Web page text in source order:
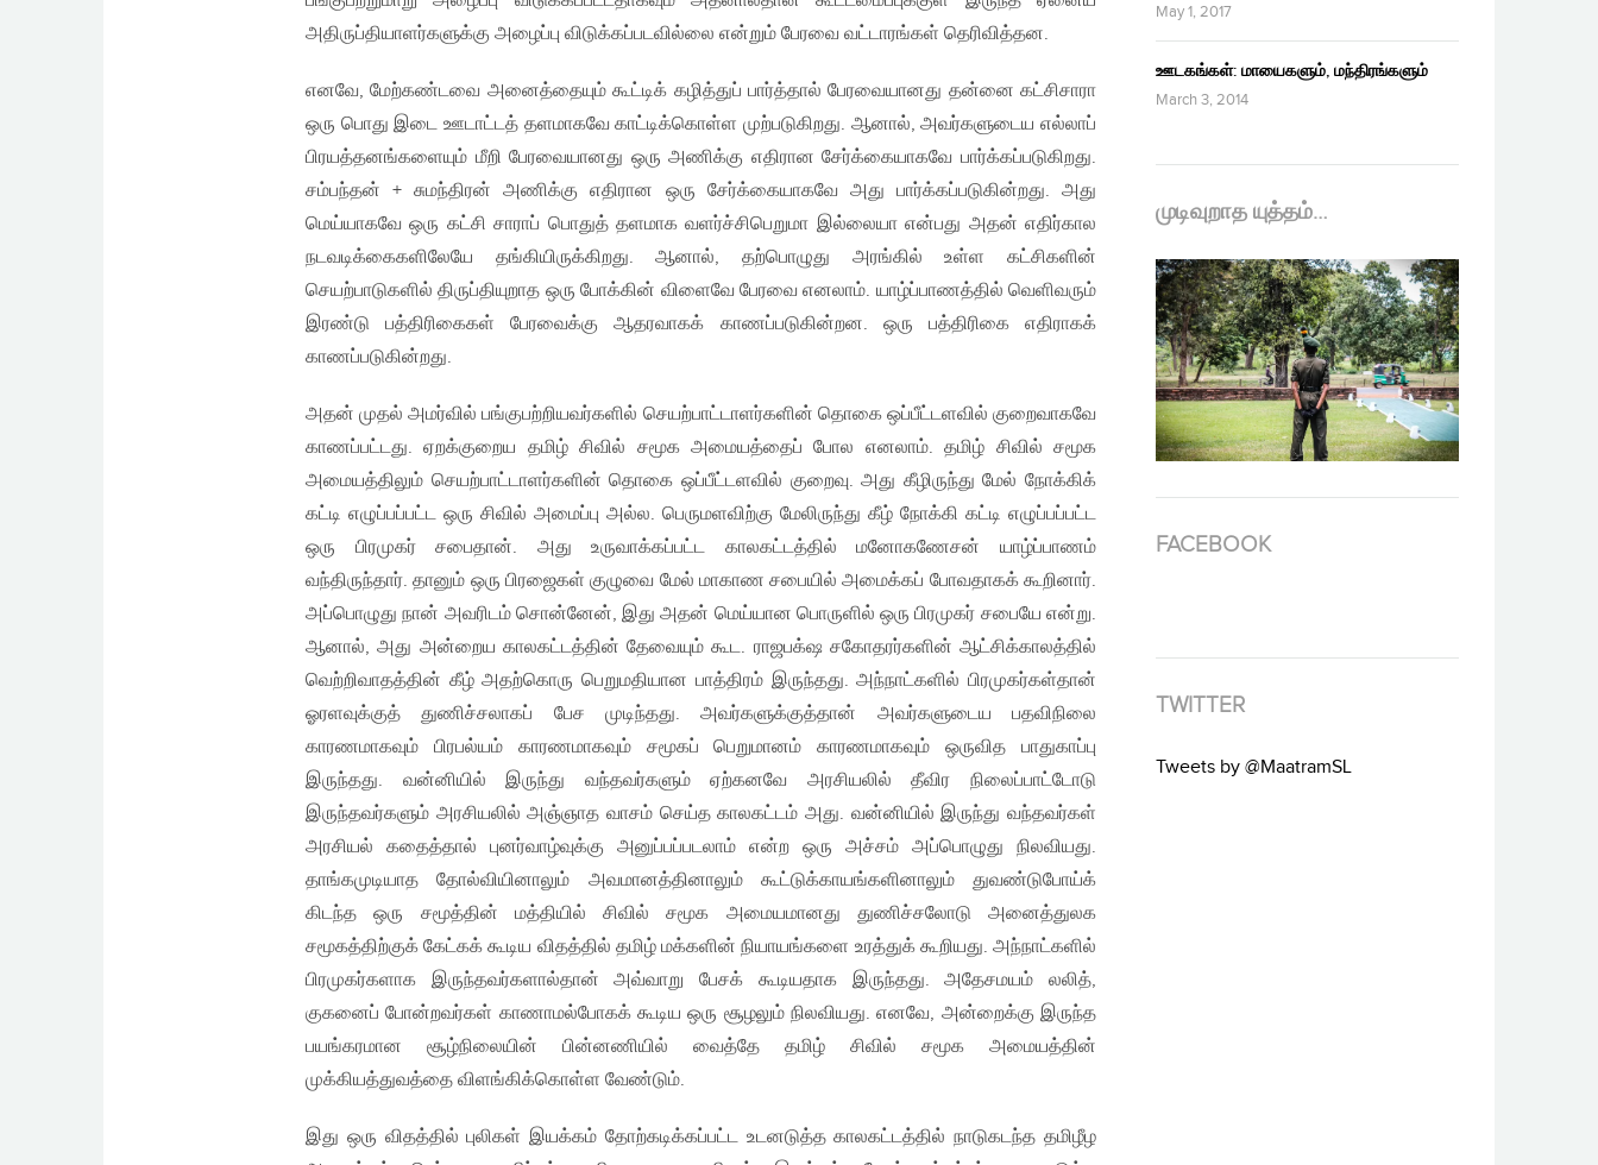
அதிருப்தியாளர்களுக்கு அழைப்பு விடுக்கப்படவில்லை என்றும் பேரவை வட்டாரங்கள் தெரிவித்தன.
எனவே, மேற்கண்டவை அனைத்தையும் கூட்டிக் கழித்துப் பார்த்தால் பேரவையானது தன்னை கட்சிசாரா
ஒரு பொது இடை ஊடாட்டத் தளமாகவே காட்டிக்கொள்ள முற்படுகிறது. ஆனால், அவர்களுடைய எல்லாப்
பிரயத்தனங்களையும் மீறி பேரவையானது ஒரு அணிக்கு எதிரான சேர்க்கையாகவே பார்க்கப்படுகிறது.
சம்பந்தன் + சுமந்திரன் அணிக்கு எதிரான ஒரு சேர்க்கையாகவே அது பார்க்கப்படுகின்றது. அது
மெய்யாகவே ஒரு கட்சி சாராப் பொதுத் தளமாக வளர்ச்சிபெறுமா இல்லையா என்பது அதன் எதிர்கால
நடவடிக்கைகளிலேயே தங்கியிருக்கிறது. ஆனால், தற்பொழுது அரங்கில் உள்ள கட்சிகளின்
செயற்பாடுகளில் திருப்தியுறாத ஒரு போக்கின் விளைவே பேரவை எனலாம். யாழ்ப்பாணத்தில் வெளிவரும்
இரண்டு பத்திரிகைகள் பேரவைக்கு ஆதரவாகக் காணப்படுகின்றன. ஒரு பத்திரிகை எதிராகக்
காணப்படுகின்றது.
அதன் முதல் அமர்வில் பங்குபற்றியவர்களில் செயற்பாட்டாளர்களின் தொகை ஒப்பீட்டளவில் குறைவாகவே
காணப்பட்டது. ஏறக்குறைய தமிழ் சிவில் சமூக அமையத்தைப் போல எனலாம். தமிழ் சிவில் சமூக
அமையத்திலும் செயற்பாட்டாளர்களின் தொகை ஒப்பீட்டளவில் குறைவு. அது கீழிருந்து மேல் நோக்கிக்
கட்டி எழுப்பப்பட்ட ஒரு சிவில் அமைப்பு அல்ல. பெருமளவிற்கு மேலிருந்து கீழ் நோக்கி கட்டி எழுப்பப்பட்ட
ஒரு பிரமுகர் சபைதான். அது உருவாக்கப்பட்ட காலகட்டத்தில் மனோகணேசன் யாழ்ப்பாணம்
வந்திருந்தார். தானும் ஒரு பிரஜைகள் குழுவை மேல் மாகாண சபையில் அமைக்கப் போவதாகக் கூறினார்.
அப்பொழுது நான் அவரிடம் சொன்னேன், இது அதன் மெய்யான பொருளில் ஒரு பிரமுகர் சபையே என்று.
ஆனால், அது அன்றைய காலகட்டத்தின் தேவையும் கூட. ராஜபக்‌ஷ சகோதரர்களின் ஆட்சிக்காலத்தில்
வெற்றிவாதத்தின் கீழ் அதற்கொரு பெறுமதியான பாத்திரம் இருந்தது. அந்நாட்களில் பிரமுகர்கள்தான்
ஓரளவுக்குத் துணிச்சலாகப் பேச முடிந்தது. அவர்களுக்குத்தான் அவர்களுடைய பதவிநிலை
காரணமாகவும் பிரபல்யம் காரணமாகவும் சமூகப் பெறுமானம் காரணமாகவும் ஒருவித பாதுகாப்பு
இருந்தது. வன்னியில் இருந்து வந்தவர்களும் ஏற்கனவே அரசியலில் தீவிர நிலைப்பாட்டோடு
இருந்தவர்களும் அரசியலில் அஞ்ஞாத வாசம் செய்த காலகட்டம் அது. வன்னியில் இருந்து வந்தவர்கள்
அரசியல் கதைத்தால் புனர்வாழ்வுக்கு அனுப்பப்படலாம் என்ற ஒரு அச்சம் அப்பொழுது நிலவியது.
தாங்கமுடியாத தோல்வியினாலும் அவமானத்தினாலும் கூட்டுக்காயங்களினாலும் துவண்டுபோய்க்
கிடந்த ஒரு சமூத்தின் மத்தியில் சிவில் சமூக அமையமானது துணிச்சலோடு அனைத்துலக
சமூகத்திற்குக் கேட்கக் கூடிய விதத்தில் தமிழ் மக்களின் நியாயங்களை உரத்துக் கூறியது. அந்நாட்களில்
பிரமுகர்களாக இருந்தவர்களால்தான் அவ்வாறு பேசக் கூடியதாக இருந்தது. அதேசமயம் லலித்,
குகனைப் போன்றவர்கள் காணாமல்போகக் கூடிய ஒரு சூழலும் நிலவியது. எனவே, அன்றைக்கு இருந்த
பயங்கரமான சூழ்நிலையின் பின்னணியில் வைத்தே தமிழ் சிவில் சமூக அமையத்தின்
முக்கியத்துவத்தை விளங்கிக்கொள்ள வேண்டும்.
இது ஒரு விதத்தில் புலிகள் இயக்கம் தோற்கடிக்கப்பட்ட உடனடுத்த காலகட்டத்தில் நாடுகடந்த தமிழீழ
May 1, 2017
ஊடகங்கள்: மாயைகளும், மந்திரங்களும்
March 3, 2014
முடிவுறாத யுத்தம்…
FACEBOOK
TWITTER
Tweets by @MaatramSL